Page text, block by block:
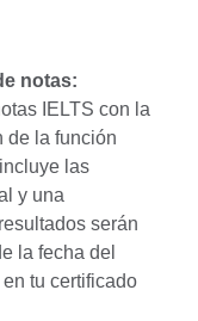
notas:
IELTS con la
de la función
las
y una
serán
la fecha del
tu certificado